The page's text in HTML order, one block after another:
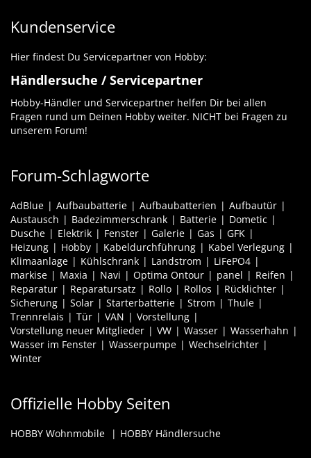
Kundenservice
Hier findest Du Servicepartner von Hobby:
Händlersuche / Servicepartner
Hobby-Händler und Servicepartner helfen Dir bei allen
Fragen rund um Deinen Hobby weiter. NICHT bei Fragen zu
unserem Forum!
Forum-Schlagworte
AdBlue Aufbaubatterie Aufbaubatterien
Aufbautür
Austausch
Badezimmerschrank Batterie
Dometic
Dusche
Elektrik Fenster Galerie Gas
GFK
Heizung
Hobby Kabeldurchführung
Kabel Verlegung
Klimaanlage
Kühlschrank Landstrom
LiFePO4
markise
Maxia Navi Optima Ontour panel
Reifen
Reparatur
Reparatursatz Rollo Rollos
Rücklichter
Sicherung
Solar Starterbatterie Strom
Thule
Trennrelais
Tür VAN
Vorstellung
Vorstellung neuer Mitglieder
VW Wasser
Wasserhahn
Wasser im Fenster
Wasserpumpe
Wechselrichter
Winter
Offizielle Hobby Seiten
HOBBY Wohnmobile HOBBY Händlersuche